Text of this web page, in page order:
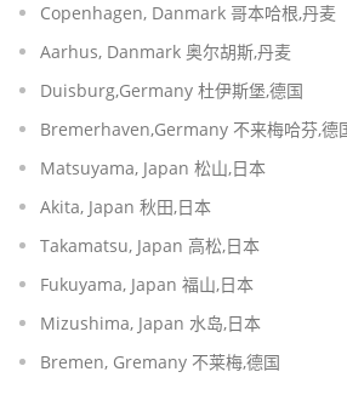
Copenhagen, Danmark 哥本哈根,丹麦
Aarhus, Danmark 奥尔胡斯,丹麦
Duisburg,Germany 杜伊斯堡,德国
Bremerhaven,Germany 不来梅哈芬,德
Matsuyama, Japan 松山,日本
Akita, Japan 秋田,日本
Takamatsu, Japan 高松,日本
Fukuyama, Japan 福山,日本
Mizushima, Japan 水岛,日本
Bremen, Gremany 不莱梅,德国